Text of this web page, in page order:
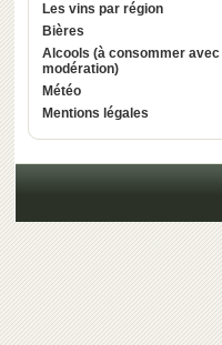
Les vins par région
Bières
Alcools (à consommer avec
modération)
Météo
Mentions légales